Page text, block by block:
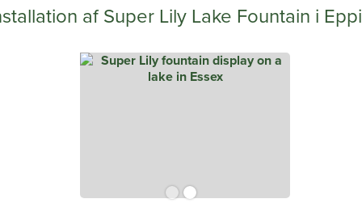
af Super Lily Lake Fountain i